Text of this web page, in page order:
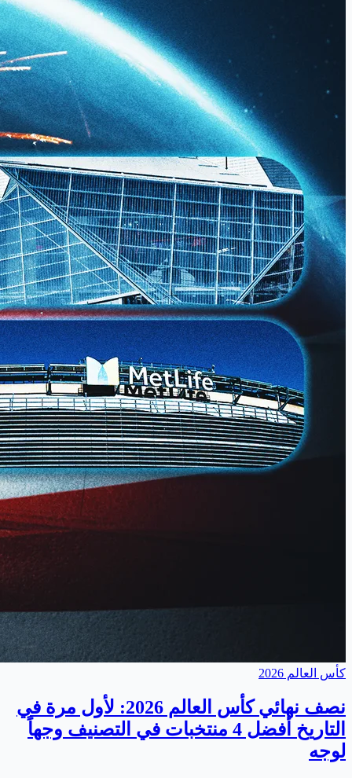
كأس العالم 2026
نصف نهائي كأس العالم 2026: لأول مرة في
التاريخ أفضل 4 منتخبات في التصنيف وجهاً
لوجه